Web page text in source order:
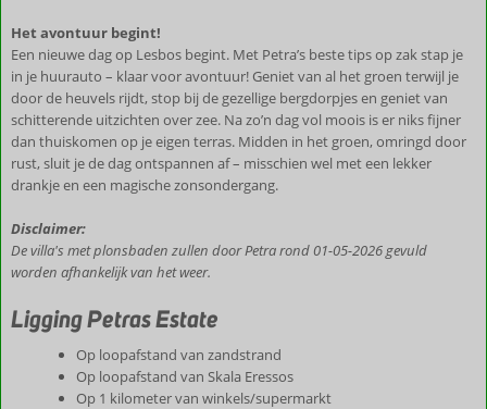
Het avontuur begint!
Een nieuwe dag op Lesbos begint. Met Petra’s beste tips op zak stap je
in je huurauto – klaar voor avontuur! Geniet van al het groen terwijl je
door de heuvels rijdt, stop bij de gezellige bergdorpjes en geniet van
schitterende uitzichten over zee. Na zo’n dag vol moois is er niks fijner
dan thuiskomen op je eigen terras. Midden in het groen, omringd door
rust, sluit je de dag ontspannen af – misschien wel met een lekker
drankje en een magische zonsondergang.
Disclaimer:
De villa's met plonsbaden zullen door Petra rond 01-05-2026 gevuld
worden afhankelijk van het weer.
Ligging Petras Estate
Op loopafstand van zandstrand
Op loopafstand van Skala Eressos
Op 1 kilometer van winkels/supermarkt